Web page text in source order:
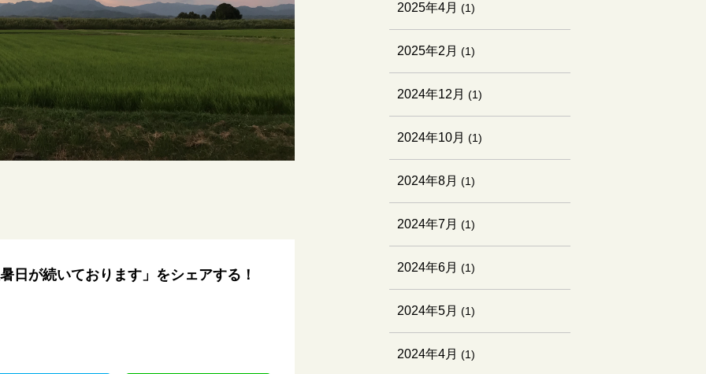
日が続いております」をシェアする！
2025年4月 (1)
2025年2月 (1)
2024年12月 (1)
2024年10月 (1)
2024年8月 (1)
2024年7月 (1)
2024年6月 (1)
2024年5月 (1)
2024年4月 (1)